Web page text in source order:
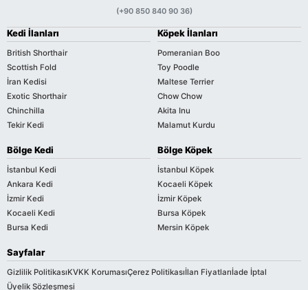
(+90 850 840 90 36)
Kedi İlanları
British Shorthair
Scottish Fold
İran Kedisi
Exotic Shorthair
Chinchilla
Tekir Kedi
Köpek İlanları
Pomeranian Boo
Toy Poodle
Maltese Terrier
Chow Chow
Akita Inu
Malamut Kurdu
Bölge Kedi
İstanbul Kedi
Ankara Kedi
İzmir Kedi
Kocaeli Kedi
Bursa Kedi
Bölge Köpek
İstanbul Köpek
Kocaeli Köpek
İzmir Köpek
Bursa Köpek
Mersin Köpek
Sayfalar
Gizlilik PolitikasıKVKK KorumasıÇerez Politikasıİlan Fiyatlarıİade İptal
Üyelik Sözleşmesi